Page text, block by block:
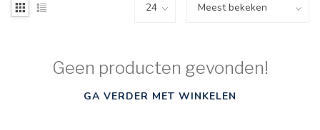
Geen producten gevonden!
GA VERDER MET WINKELEN